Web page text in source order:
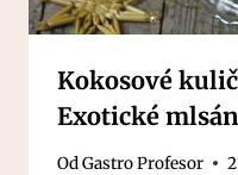
Kokosové
Exotické
OdGastro Profesor